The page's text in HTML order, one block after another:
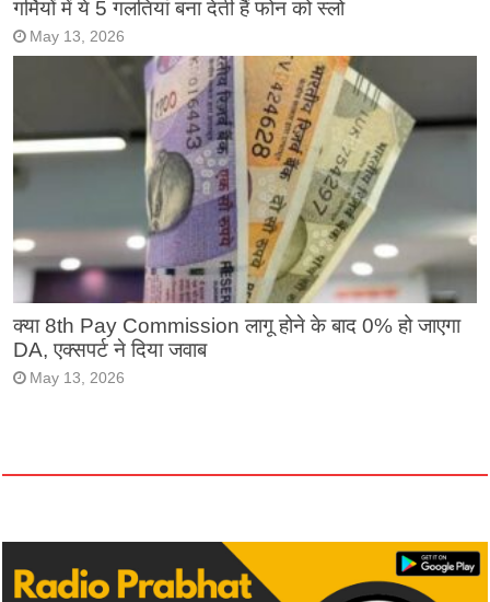
गर्मियों में ये 5 गलतियां बना देती हैं फोन को स्लो
May 13, 2026
क्या 8th Pay Commission लागू होने के बाद 0% हो जाएगा
DA, एक्सपर्ट ने दिया जवाब
May 13, 2026